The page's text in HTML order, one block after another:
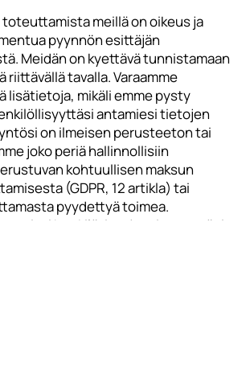
meillä on oikeus ja
pyynnön esittäjän
Meidän on kyettävä tunnistamaan
riittävällä tavalla. Varaamme
lisätietoja, mikäli emme pysty
antamiesi tietojen
on ilmeisen perusteeton tai
joko periä hallinnollisiin
kohtuullisen maksun
(GDPR, 12 artikla) tai
pyydettyä toimea.
henkilötietoja vain pyyntösi